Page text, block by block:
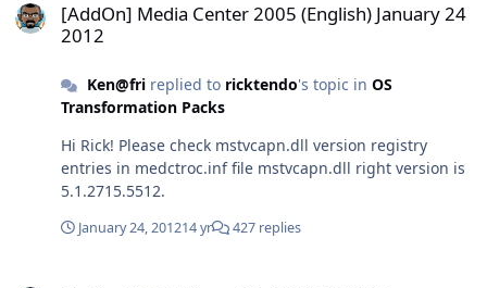
[AddOn] Media Center 2005 (English) January 24
2012
Ken@frireplied to ricktendo's topic in OS
Transformation Packs
Hi Rick! Please check mstvcapn.dll version registry
entries in medctroc.inf file mstvcapn.dll right version is
5.1.2715.5512.
January 24, 201214 yr 427 replies